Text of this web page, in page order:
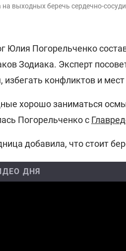
на выходных беречь сердечно-
Юлия Погорельченко
Зодиака. Эксперт
избегать конфликтов и
хорошо заниматься
Погорельченко с
добавила, что стоит
ДНЯ